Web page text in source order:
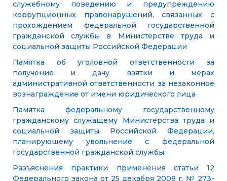
служебному поведению и предупреждению
коррупционных правонарушений, связанных с
прохождением федеральной государственной
гражданской службы в Министерстве труда и
социальной защиты Российской Федерации
Памятка об уголовной ответственности за
получение и дачу взятки и мерах
административной ответственности за незаконное
вознаграждение от имени юридического лица
Памятка федеральному государственному
гражданскому служащему Министерства труда и
социальной защиты Российской Федерации,
планирующему увольнение с федеральной
государственной гражданской службы
Разъяснения практики применения статьи 12
Федерального закона от 25 декабря 2008 г. № 273-